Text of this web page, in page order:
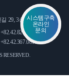
29, 3층
+82.42.822.3771
+82.42.367.0815
RESERVED.
시스템구축
온라인
문의